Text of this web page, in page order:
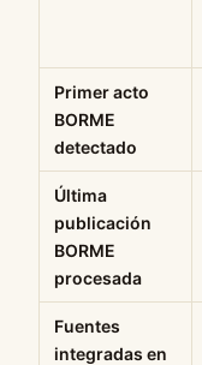
Primer acto
BORME
detectado
Última
publicación
BORME
procesada
Fuentes
integradas en